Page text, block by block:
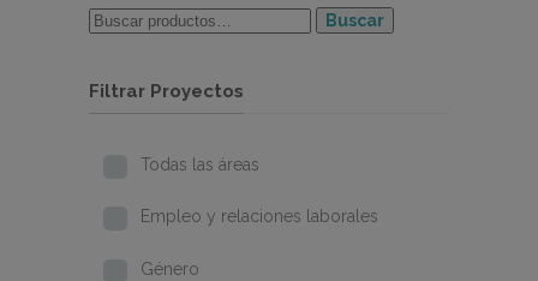
Buscar
Filtrar Proyectos
Todas las áreas
Empleo y relaciones laborales
Género